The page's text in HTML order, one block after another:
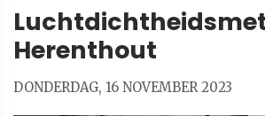
Herenthout
DONDERDAG, 16 NOVEMBER 2023